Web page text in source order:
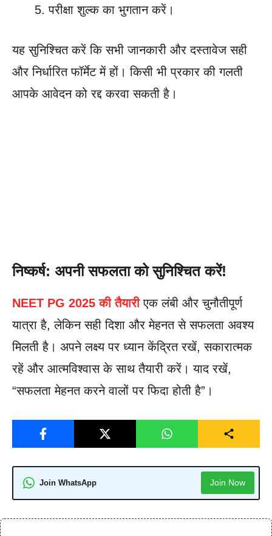
परीक्षा शुल्क का भुगतान करें।
यह सुनिश्चित करें कि सभी जानकारी और दस्तावेज सही
और निर्धारित फॉर्मेट में हों। किसी भी प्रकार की गलती
आपके आवेदन को रद्द करवा सकती है।
निष्कर्ष: अपनी सफलता को सुनिश्चित करें!
NEET PG 2025 की तैयारीएक लंबी और चुनौतीपूर्ण
यात्रा है, लेकिन सही दिशा और मेहनत से सफलता अवश्य
मिलती है। अपने लक्ष्य पर ध्यान केंद्रित रखें, सकारात्मक
रहें और आत्मविश्वास के साथ तैयारी करें। याद रखें,
“सफलता मेहनत करने वालों पर फिदा होती है”।
Join WhatsApp Join Now